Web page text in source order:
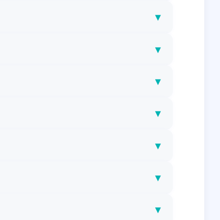
▾
▾
▾
▾
▾
▾
▾